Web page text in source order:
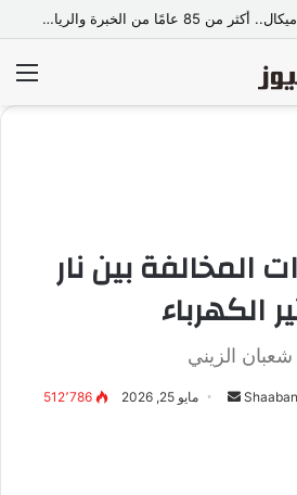
مجموعة شركات ملجراميكال.. أكثر من 85 عامًا من الخبرة والريادة في صناعة وتجارة الموازين
المخالفة بين نار
الكهرباء
الزيني
مايو 25, 2026 512٬786